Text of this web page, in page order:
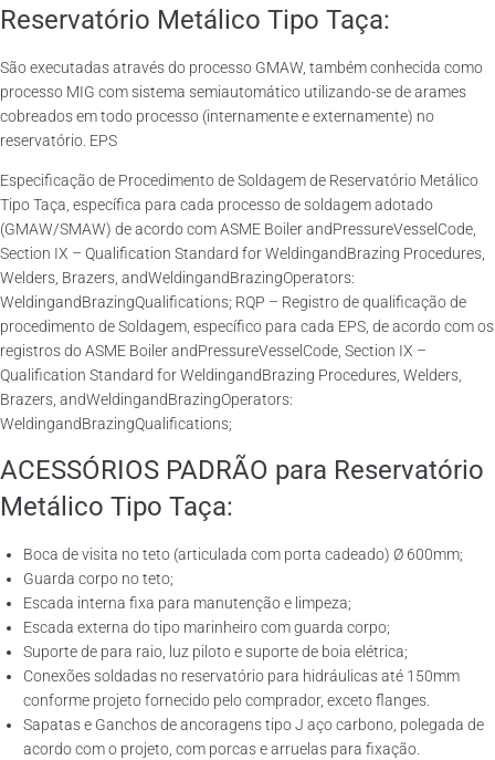
Reservatório Metálico Tipo Taça:
São executadas através do processo GMAW, também conhecida como
processo MIG com sistema semiautomático utilizando-se de arames
cobreados em todo processo (internamente e externamente) no
reservatório. EPS
Especificação de Procedimento de Soldagem de Reservatório Metálico
Tipo Taça, específica para cada processo de soldagem adotado
(GMAW/SMAW) de acordo com ASME Boiler andPressureVesselCode,
Section IX – Qualification Standard for WeldingandBrazing Procedures,
Welders, Brazers, andWeldingandBrazingOperators:
WeldingandBrazingQualifications; RQP – Registro de qualificação de
procedimento de Soldagem, específico para cada EPS, de acordo com os
registros do ASME Boiler andPressureVesselCode, Section IX –
Qualification Standard for WeldingandBrazing Procedures, Welders,
Brazers, andWeldingandBrazingOperators:
WeldingandBrazingQualifications;
ACESSÓRIOS PADRÃO para Reservatório
Metálico Tipo Taça:
Boca de visita no teto (articulada com porta cadeado) Ø 600mm;
Guarda corpo no teto;
Escada interna fixa para manutenção e limpeza;
Escada externa do tipo marinheiro com guarda corpo;
Suporte de para raio, luz piloto e suporte de boia elétrica;
Conexões soldadas no reservatório para hidráulicas até 150mm
conforme projeto fornecido pelo comprador, exceto flanges.
Sapatas e Ganchos de ancoragens tipo J aço carbono, polegada de
acordo com o projeto, com porcas e arruelas para fixação.